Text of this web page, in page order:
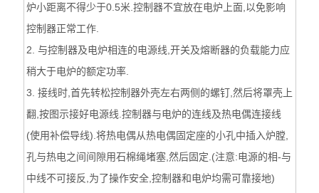
炉小距离不得少于0.5米.控制器不宜放在电炉上面,以免影响
控制器正常工作.
2. 与控制器及电炉相连的电源线,开关及熔断器的负载能力应
稍大于电炉的额定功率.
3. 接线时,首先转松控制器外壳左右两侧的螺钉,然后将罩壳上
翻,按图示接好电源线.控制器与电炉的连线及热电偶连接线
(使用补偿导线).将热电偶从热电偶固定座的小孔中插入炉膛,
孔与热电之间间隙用石棉绳堵塞,然后固定.(注意:电源的相-与
中线不可接反,为了操作安全,控制器和电炉均需可靠接地)